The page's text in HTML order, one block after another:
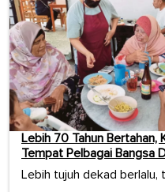
Lebih 70 Tahun Bertahan,
Tempat Pelbagai Bangsa
Lebih tujuh dekad berlalu,